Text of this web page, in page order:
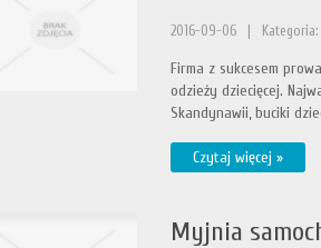
2016-09-06
Firma z sukcesem
odzieży dziecięcej.
Skandynawii, buciki
Czytaj więcej »
Myjnia